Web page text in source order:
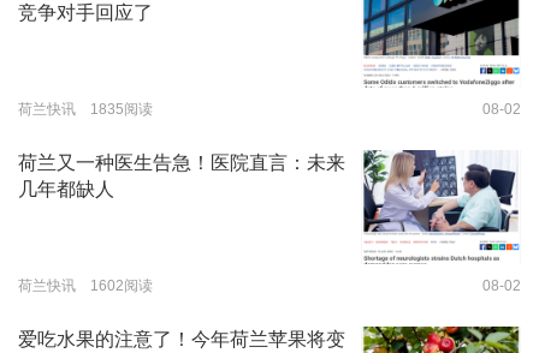
竞争对手回应了
荷兰快讯 1835阅读 08-02
荷兰又一种医生告急！医院直言：未来
几年都缺人
荷兰快讯 1602阅读 08-02
爱吃水果的注意了！今年荷兰苹果将变